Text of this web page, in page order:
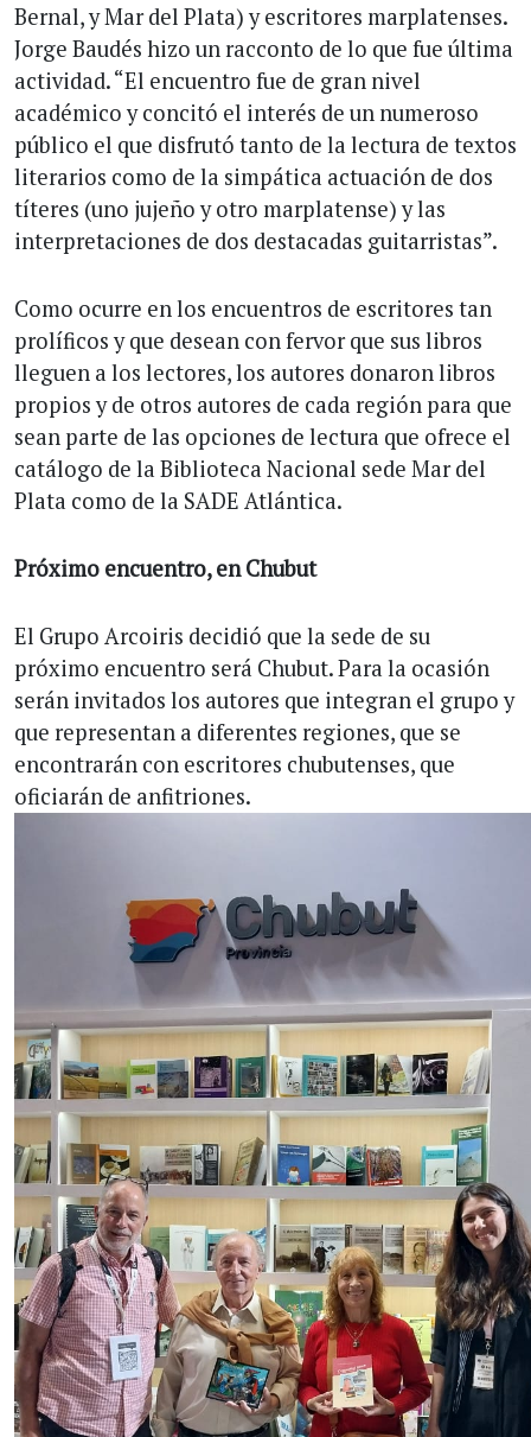
Bernal, y Mar del Plata) y escritores marplatenses.
Jorge Baudés hizo un racconto de lo que fue última
actividad. “El encuentro fue de gran nivel
académico y concitó el interés de un numeroso
público el que disfrutó tanto de la lectura de textos
literarios como de la simpática actuación de dos
títeres (uno jujeño y otro marplatense) y las
interpretaciones de dos destacadas guitarristas”.
Como ocurre en los encuentros de escritores tan
prolíficos y que desean con fervor que sus libros
lleguen a los lectores, los autores donaron libros
propios y de otros autores de cada región para que
sean parte de las opciones de lectura que ofrece el
catálogo de la Biblioteca Nacional sede Mar del
Plata como de la SADE Atlántica.
Próximo encuentro, en Chubut
El Grupo Arcoiris decidió que la sede de su
próximo encuentro será Chubut. Para la ocasión
serán invitados los autores que integran el grupo y
que representan a diferentes regiones, que se
encontrarán con escritores chubutenses, que
oficiarán de anfitriones.